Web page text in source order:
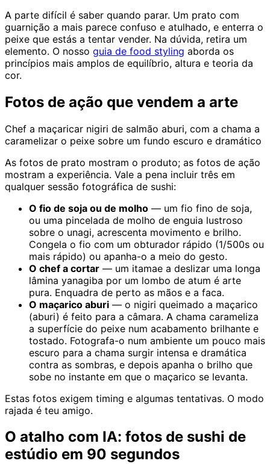
A parte difícil é saber quando parar. Um prato com
guarnição a mais parece confuso e atulhado, e enterra o
peixe que estás a tentar vender. Na dúvida, retira um
elemento. O nosso guia de food styling aborda os
princípios mais amplos de equilíbrio, altura e teoria da
cor.
Fotos de ação que vendem a arte
Chef a maçaricar nigiri de salmão aburi, com a chama a
caramelizar o peixe sobre um fundo escuro e dramático
As fotos de prato mostram o produto; as fotos de ação
mostram a experiência. Vale a pena incluir três em
qualquer sessão fotográfica de sushi:
O fio de soja ou de molho — um fio fino de soja,
ou uma pincelada de molho de enguia lustroso
sobre o unagi, acrescenta movimento e brilho.
Congela o fio com um obturador rápido (1/500s ou
mais rápido) ou apanha-o a meio do gesto.
O chef a cortar — um itamae a deslizar uma longa
lâmina yanagiba por um lombo de atum é arte
pura. Enquadra de perto as mãos e a faca.
O maçarico aburi — o nigiri queimado a maçarico
(aburi) é feito para a câmara. A chama carameliza
a superfície do peixe num acabamento brilhante e
tostado. Fotografa-o num ambiente um pouco mais
escuro para a chama surgir intensa e dramática
contra as sombras, e depois apanha o brilho que
sobe no instante em que o maçarico se levanta.
Estas fotos exigem timing e algumas tentativas. O modo
rajada é teu amigo.
O atalho com IA: fotos de sushi de
estúdio em 90 segundos